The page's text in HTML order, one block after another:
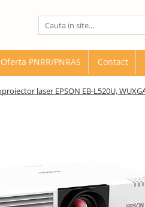
Oferta PNRR/PNRAS Contact
laser EPSON EB-L520U,